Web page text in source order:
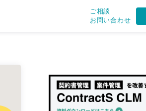
ご相談
お問い合わせ